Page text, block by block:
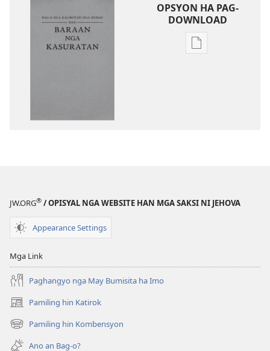
OPSYON HA PAG-
DOWNLOAD
Opsyon
nga
han
JW.ORG® / OPISYAL NGA WEBSITE HAN MGA SAKSI NI JEHOVA
Appearance Settings
Mga Link
Paghangyo nga May Bumisita ha Imo
Pamiling hin Katirok
(opens
new
window)
Pamiling hin Kombensyon
(opens
new Ano an Bag-o?